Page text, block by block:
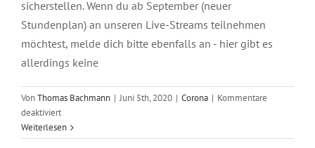
sicherstellen. Wenn du ab September (neuer
Stundenplan) an unseren Live-Streams teilnehmen
möchtest, melde dich bitte ebenfalls an - hier gibt es
allerdings keine
VonThomas Bachmann | Juni 5th, 2020 | Corona | Kommentare
deaktiviertfür
Muss
ich
Weiterlesen